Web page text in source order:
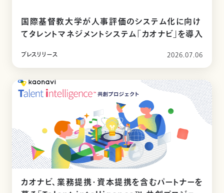
国際基督教大学が人事評価のシステム化に向け
てタレントマネジメントシステム「カオナビ」を導入
プレスリリース 2026.07.06
カオナビ、業務提携・資本提携を含むパートナーを